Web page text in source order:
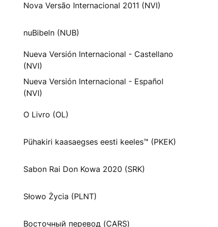
Nova Versão Internacional 2011 (NVI)
nuBibeln (NUB)
Nueva Versión Internacional - Castellano
(NVI)
Nueva Versión Internacional - Español
(NVI)
O Livro (OL)
Pühakiri kaasaegses eesti keeles™ (PKEK)
Sabon Rai Don Kowa 2020 (SRK)
Słowo Życia (PLNT)
Восточный перевод (CARS)